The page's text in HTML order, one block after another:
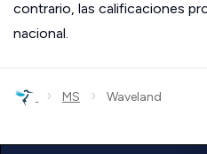
contrario, las calificaciones
nacional.
› MS › Waveland